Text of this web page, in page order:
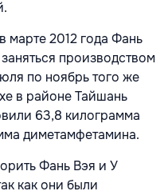
марте 2012 года Фань
производством
по ноябрь того же
в районе Тайшань
63,8 килограмма
диметамфетамина.
Фань Вэя и У
как они были